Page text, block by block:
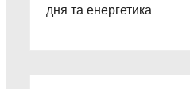
дня та енергетика